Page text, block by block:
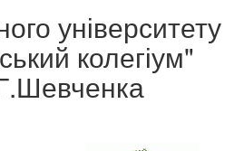
університету
колегіум"